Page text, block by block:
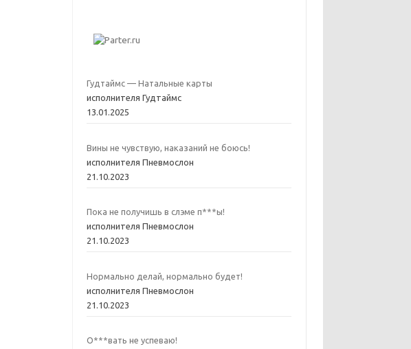
Гудтаймс — Натальные карты
исполнителя Гудтаймс
13.01.2025
Вины не чувствую, наказаний не боюсь!
исполнителя Пневмослон
21.10.2023
Пока не получишь в слэме п***ы!
исполнителя Пневмослон
21.10.2023
Нормально делай, нормально будет!
исполнителя Пневмослон
21.10.2023
О***вать не успеваю!